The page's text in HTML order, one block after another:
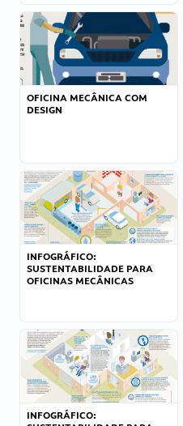
OFICINA MECÂNICA COM
DESIGN
INFOGRÁFICO:
SUSTENTABILIDADE PARA
OFICINAS MECÂNICAS
INFOGRÁFICO: